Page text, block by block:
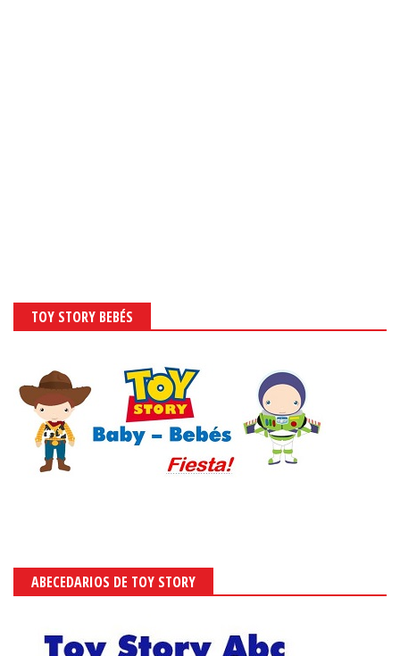
TOY STORY BEBÉS
ABECEDARIOS DE TOY STORY